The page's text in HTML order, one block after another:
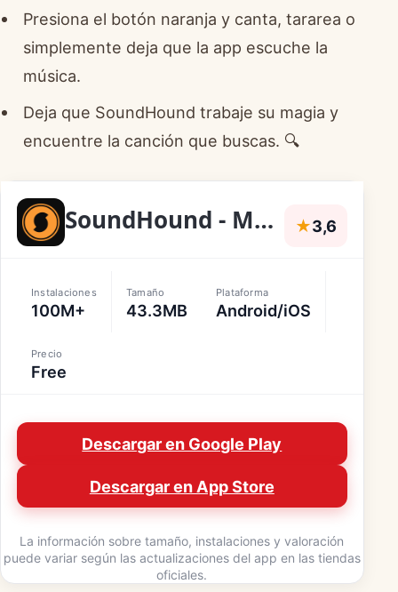
Presiona el botón naranja y canta, tararea o
simplemente deja que la app escuche la
música.
Deja que SoundHound trabaje su magia y
encuentre la canción que buscas. 🔍
SoundHound - Music Discovery ★3,6
Instalaciones
100M+
Tamaño
43.3MB
Plataforma
Android/iOS
Precio
Free
Descargar en Google Play
Descargar en App Store
La información sobre tamaño, instalaciones y valoración
puede variar según las actualizaciones del app en las tiendas
oficiales.